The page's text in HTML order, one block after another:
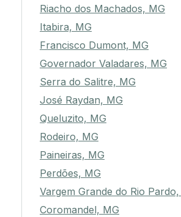
Riacho dos Machados, MG
Itabira, MG
Francisco Dumont, MG
Governador Valadares, MG
Serra do Salitre, MG
José Raydan, MG
Queluzito, MG
Rodeiro, MG
Paineiras, MG
Perdões, MG
Vargem Grande do Rio
Coromandel, MG